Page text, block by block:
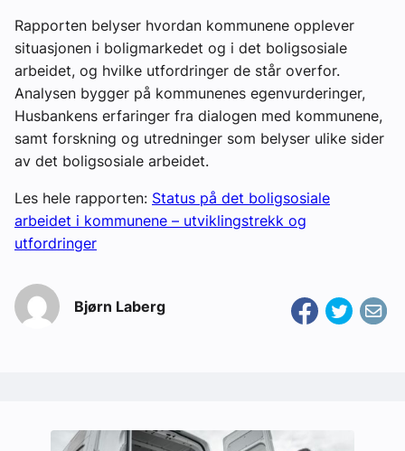
Rapporten belyser hvordan kommunene opplever
situasjonen i boligmarkedet og i det boligsosiale
arbeidet, og hvilke utfordringer de står overfor.
Analysen bygger på kommunenes egenvurderinger,
Husbankens erfaringer fra dialogen med kommunene,
samt forskning og utredninger som belyser ulike sider
av det boligsosiale arbeidet.
Les hele rapporten: Status på det boligsosiale
arbeidet i kommunene – utviklingstrekk og
utfordringer
Bjørn Laberg